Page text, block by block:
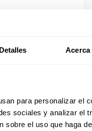
Detalles Acerca
para personalizar el
sociales y analizar el
sobre el uso que haga
desafiando la